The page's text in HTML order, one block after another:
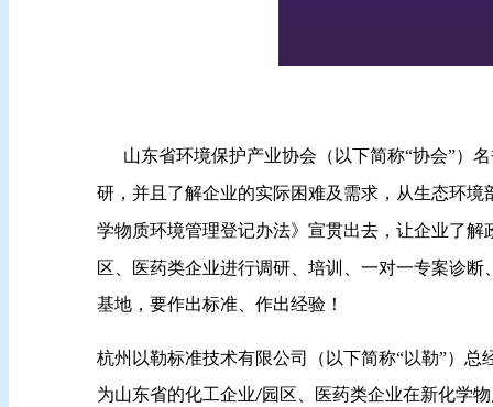
山东省环境保护产业协会（以下简称“协会”）
研，并且了解企业的实际困难及需求，从生态环境
学物质环境管理登记办法》宣贯出去，让企业了
区、
医药类企业进行调研、培训、一对一专案诊
基地，要作出标准、作出经验！
杭州以勒标准技术有限公司（以下简称“以勒”）
为山东省的化工企业/园区、 医药类企业在新化学